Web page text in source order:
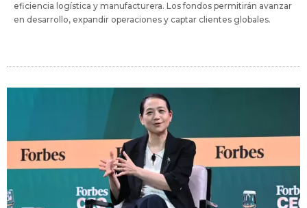
eficiencia logística y manufacturera. Los fondos permitirán avanzar
en desarrollo, expandir operaciones y captar clientes globales.